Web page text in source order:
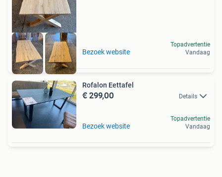
Bezoek website
Topadvertentie
Vandaag
Rofalon Eettafel
€ 299,00 Details
Bezoek website
Topadvertentie
Vandaag